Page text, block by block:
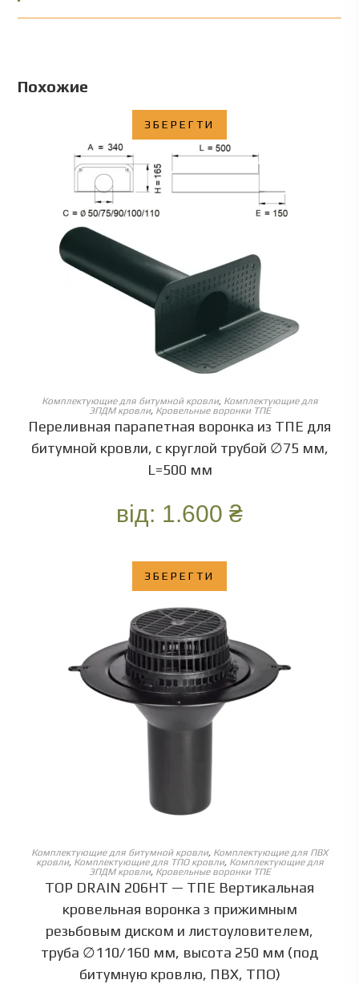
Похожие
ЗБЕРЕГТИ
ОБЕРІТЬ ОПЦІЇ
Комплектующие для битумной кровли, Комплектующие для
ЭПДМ кровли, Кровельные воронки ТПЕ
Переливная парапетная воронка из ТПЕ для
битумной кровли, с круглой трубой ∅75 мм,
L=500 мм
від: 1.600 ₴
ЗБЕРЕГТИ
ОБЕРІТЬ ОПЦІЇ
Комплектующие для битумной кровли, Комплектующие для ПВХ
кровли, Комплектующие для ТПО кровли, Комплектующие для
ЭПДМ кровли, Кровельные воронки ТПЕ
TOP DRAIN 206HT — ТПЕ Вертикальная
кровельная воронка з прижимным
резьбовым диском и листоуловителем,
труба ∅110/160 мм, высота 250 мм (под
битумную кровлю, ПВХ, ТПО)